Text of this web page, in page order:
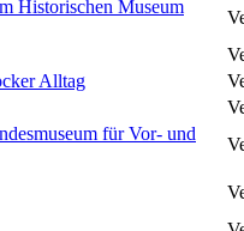
Historischen Museum
Alltag
für Vor- und